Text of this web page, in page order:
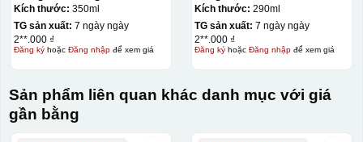
đây là kiểu hộp quay xách lót lụa chỉ khác là thêm quai
thêm tiền
Kích thước: 350ml
TG sản xuất: 7 ngày ngày
2**.000 ₫
Đăng kýhoặc Đăng nhậpđể xem giá
Kích thước: 290ml
TG sản xuất: 7 ngày ngày
2**.000 ₫
Đăng kýhoặc Đăng nhậpđể xem giá
Sản phẩm liên quan khác danh mục với giá
gần bằng